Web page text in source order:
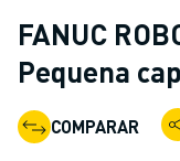
ROBÔS COLABORATIVOS
GAMA DE ROBÔS
ACESSÓRIOS PARA
FANUC
Pequena
COMPARAR